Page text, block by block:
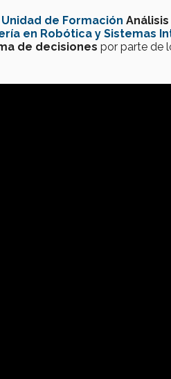
Unidad de Formación
en Robótica y Sistemas
de decisiones por parte de